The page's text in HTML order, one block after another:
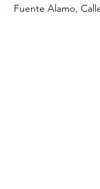
Fuente Alamo,